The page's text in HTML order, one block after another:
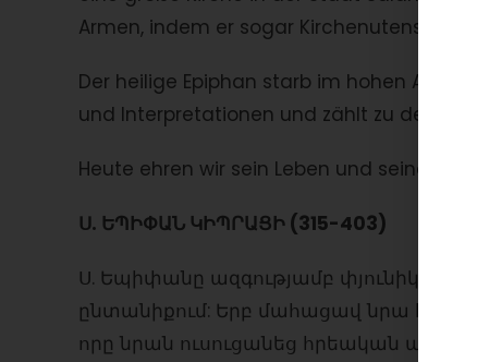
Armen, indem er sogar Kirchenutensilien
Der heilige Epiphan starb im hohen Alter.
und Interpretationen und zählt zu den 12
Heute ehren wir sein Leben und seine
Ս. ԵՊԻՓԱՆ ԿԻՊՐԱՑԻ (315-403)
Ս. Եպիփանը ազգությամբ փյունիկեցի
ընտանիքում: Երբ մահացավ նրա
որը նրան ուսուցանեց հրեական